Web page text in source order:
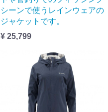
シーンで使うレインウェアの
ジャケットです。
¥ 25,799